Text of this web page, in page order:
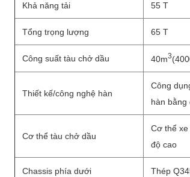
Khả năng tải 55 T
Tổng trọng lượng 65 T
Công suất tàu chở dầu 40m3
Thiết kế/công nghệ hàn
Công
hàn bằng
Cơ thể tàu chở dầu
Cơ thể
độ cao
Chassis phía dưới Thép